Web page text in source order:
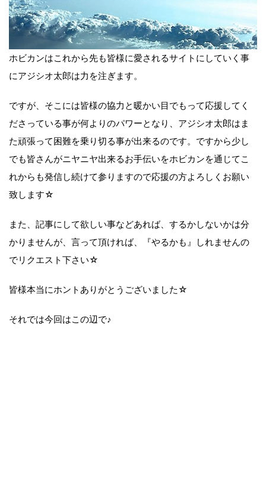
ホビカンはこれから先も皆様に愛されるサイトにしていく事
にアジシオ太郎は力を注ぎます。
ですが、そこには皆様の協力と暖かい目でもって応援してく
ださっている事が何よりのパワーとなり、アジシオ太郎はま
た頑張って困難を乗り切る事が出来るのです。ですから少し
でも皆さんがニヤニヤ出来るお手伝いをホビカンを通じてこ
れからも発信し続けて参りますので応援の方よろしくお願い
致します☆
また、記事にして欲しい事などあれば、するかしないかは分
かりませんが、言って頂ければ、『やるかも』しれませんの
でリクエスト下さい☆
皆様本当にホントありがとうございました☆
それでは今回はこの辺で♪